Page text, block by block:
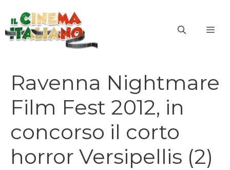
contenuto
Ravenna Nightmare
Film Fest 2012, in
concorso il corto
horror Versipellis (2)